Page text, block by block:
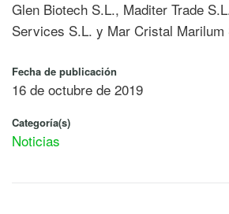
Glen Biotech S.L., Maditer Trade
Services S.L. y Mar Cristal Marilum
Fecha de publicación
16 de octubre de 2019
Categoría(s)
Noticias